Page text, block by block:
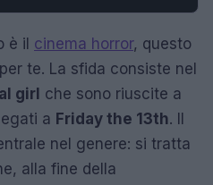
è il cinema horror, questo
te. La sfida consiste nel
girl che sono riuscite a
a Friday the 13th. Il
nel genere: si tratta
alla fine della